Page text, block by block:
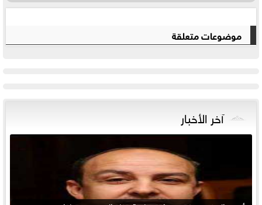
موضوعات متعلقة
آخر الأخبار